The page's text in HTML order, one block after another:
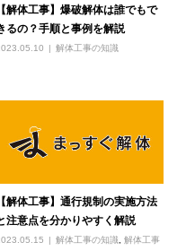
【解体工事】爆破解体は誰でもで
るの？手順と事例を解説
解体工事の知識
【解体工事】通行規制の実施方法
注意点を分かりやすく解説
解体工事の知識 ,解体工事